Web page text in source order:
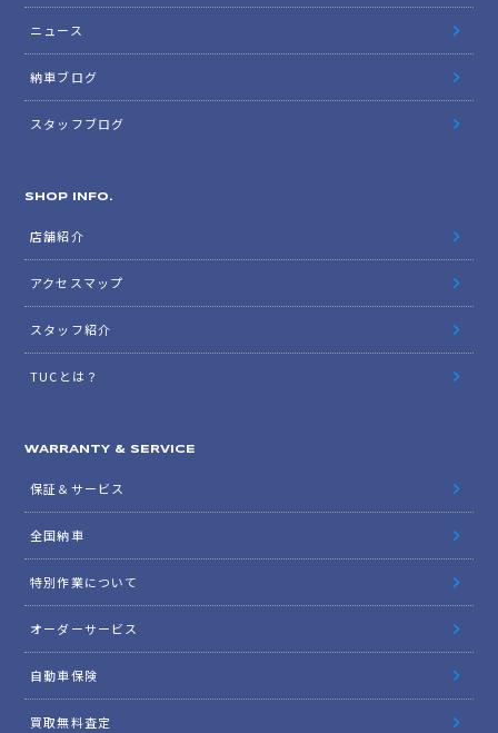
ニュース
納車ブログ
スタッフブログ
SHOP INFO.
店舗紹介
アクセスマップ
スタッフ紹介
TUCとは？
WARRANTY & SERVICE
保証＆サービス
全国納車
特別作業について
オーダーサービス
自動車保険
買取無料査定